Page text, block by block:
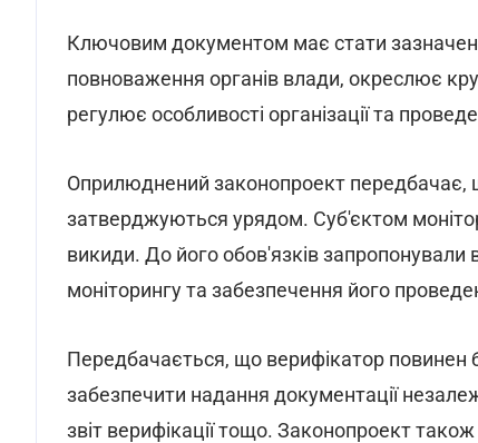
Ключовим документом має стати
повноваження органів влади, окреслює
регулює особливості організації та
Оприлюднений законопроект передбачає,
затверджуються урядом. Суб'єктом
викиди. До його обов'язків
моніторингу та забезпечення його
Передбачається, що верифікатор повинен
забезпечити надання документації
звіт верифікації тощо. Законопроект